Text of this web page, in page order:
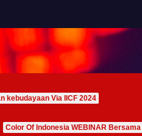
kebudayaan Via IICF 2024
Color Of Indonesia WEBINAR Bersama